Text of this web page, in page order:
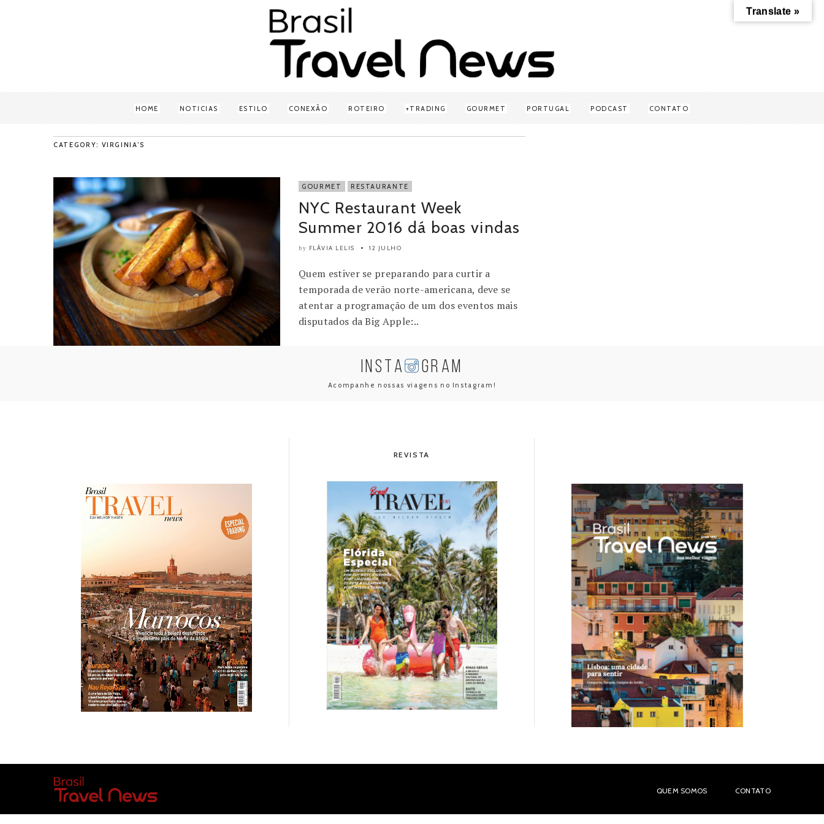
HOME NOTICIAS ESTILO CONEXÃO ROTEIRO TRADING GOURMET PORTUGAL PODCAST CONTATO
CATEGORY: VIRGINIA’S
GOURMET RESTAURANTE
NYC Restaurant Week
Summer 2016 dá boas vindas
by FLÁVIA LELIS 12 JULHO
Quem estiver se preparando para curtir a
temporada de verão norte-americana, deve se
atentar a programação de um dos eventos mais
disputados da Big Apple:..
INSTA GRAM
Acompanhe nossas viagens no Instagram!
REVISTA
QUEM SOMOS CONTATO
Translate »